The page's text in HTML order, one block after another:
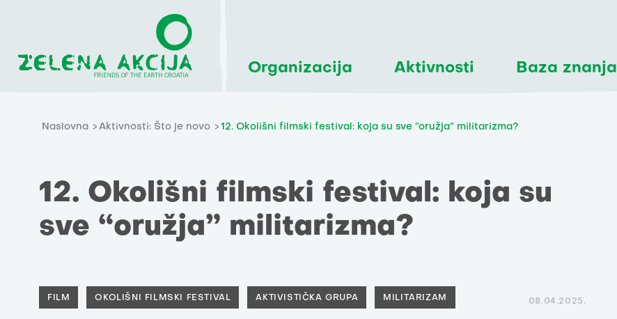
Organizacija Aktivnosti Baza znanja
Naslovna Aktivnosti: Što je novo 12. Okolišni filmski festival: koja su sve “oružja” militarizma?
12. Okolišni filmski festival: koja su
sve “oružja” militarizma?
FILM OKOLIŠNI FILMSKI FESTIVAL AKTIVISTIČKA GRUPA MILITARIZAM 08.04.2025.